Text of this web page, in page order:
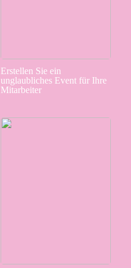
Erstellen Sie ein
unglaubliches Event für Ihre
Mitarbeiter